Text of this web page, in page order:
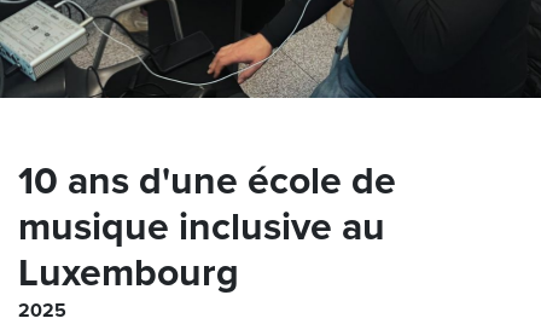
10 ans d'une école de
musique inclusive au
Luxembourg
2025